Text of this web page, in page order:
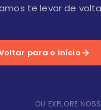
te levar de
para o início
OU EXPLORE